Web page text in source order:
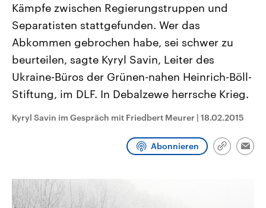
Landtagswahl Sachsen-Anhalt
2026
Alle Informationen
Sachsen-Anhalt wählt am 6.
September 2026 einen neuen
Landtag. Seit 2021 wird das
Bundesland von einer Koalition aus
Umfragen, Prognosen,
und Hintergründe zu den Parteien
und Kandidaten der anstehenden
USA
Aktuelle Beiträge,
Hintergründe
Wirtschaftlich und
gehören die Vereinigten
den mächtigsten Ländern
mit großem Einfluss auf
Sendungen Programm Podcasts
Kämpfe zwischen Regierungstruppen und
Separatisten stattgefunden. Wer das
Abkommen gebrochen habe, sei schwer zu
beurteilen, sagte Kyryl Savin, Leiter des
Ukraine-Büros der Grünen-nahen Heinrich-Böll-
Stiftung, im DLF. In Debalzewe herrsche Krieg.
Kyryl Savin im Gespräch mit Friedbert Meurer | 18.02.2015
Abonnieren
Link